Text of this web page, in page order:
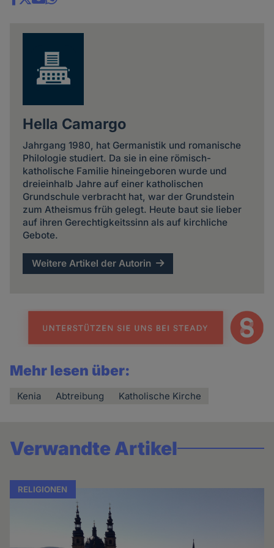
Share
Hella Camargo
Jahrgang 1980, hat Germanistik und romanische
Philologie studiert. Da sie in eine römisch-
katholische Familie hineingeboren wurde und
dreieinhalb Jahre auf einer katholischen
Grundschule verbracht hat, war der Grundstein
zum Atheismus früh gelegt. Heute baut sie lieber
auf ihren Gerechtigkeitssinn als auf kirchliche
Gebote.
Weitere Artikel der Autorin
Mehr lesen über:
Kenia Abtreibung Katholische Kirche
Verwandte Artikel
RELIGIONEN